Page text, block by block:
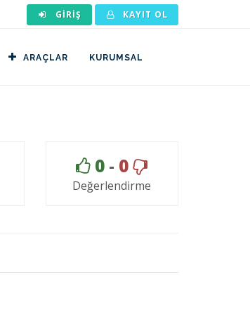
GIRIŞ KAYIT OL
ARAÇLAR KURUMSAL
0 - 0
Değerlendirme